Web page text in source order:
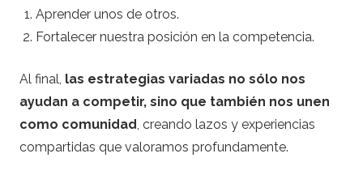
Aprender unos de otros.
Fortalecer nuestra posición en la competencia.
Al final, las estrategias variadas no sólo nos
ayudan a competir, sino que también nos unen
como comunidad, creando lazos y experiencias
compartidas que valoramos profundamente.